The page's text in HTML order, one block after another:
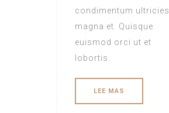
condimentum ultricies
magna et. Quisque
euismod orci ut et
lobortis.
LEE MAS